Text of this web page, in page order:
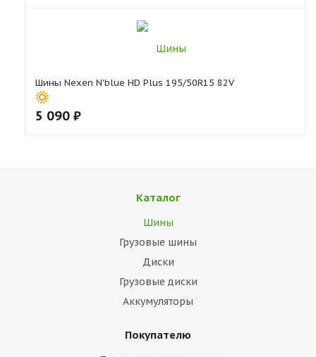
Шины Nexen N'blue HD Plus 195/50R15 82V
5 090 ₽
Каталог
Шины
Грузовые шины
Диски
Грузовые диски
Аккумуляторы
Покупателю